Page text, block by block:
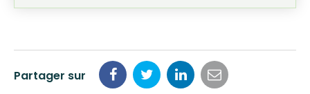
Partager sur
PartagerPartager
PartagerPartager